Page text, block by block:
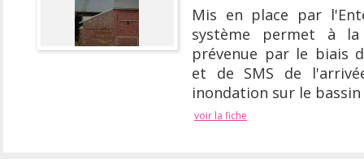
Mis en place par
système permet à
prévenue par le biais
et de SMS de
inondation sur le
voir la fiche